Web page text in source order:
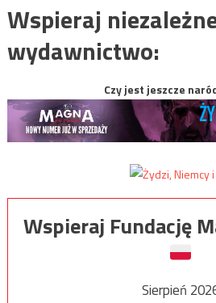
Wspieraj
wydawnictwo:
Czy jest jeszcze
Wspieraj Fundację
Sierpień